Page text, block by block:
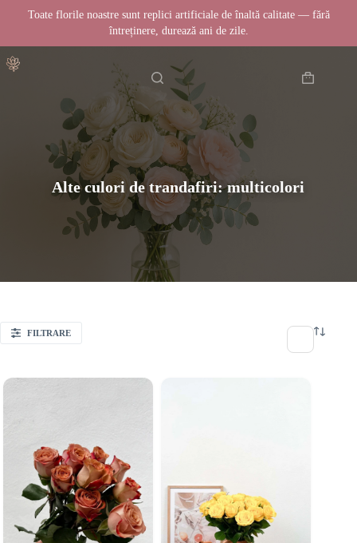
Toate florile noastre sunt replici artificiale de înaltă calitate — fără
întreținere, durează ani de zile.
la
Coș
Acasă
Alte culori de trandafiri: multicolori
FILTRARE